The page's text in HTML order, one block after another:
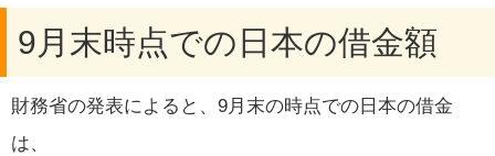
9月末時点での日本の借金額
財務省の発表によると、9月末の時点での日本の借金
は、